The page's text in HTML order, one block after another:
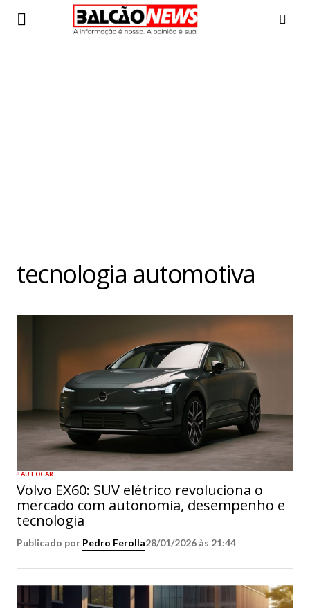
tecnologia automotiva
AUTOCAR
Volvo EX60: SUV elétrico revoluciona o
mercado com autonomia, desempenho e
tecnologia
Publicado por Pedro Ferolla28/01/2026 às 21:44